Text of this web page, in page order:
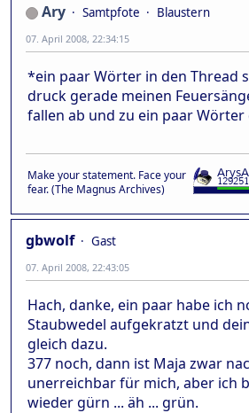
Ary Samtpfote
Blaustern
07. April 2008, 22:34:15
*ein paar Wörter in den Thread
druck gerade meinen
fallen ab und zu ein paar Wörter
Make your statement. Face your
fear. (The Magnus Archives)
gbwolf
Gast
07. April 2008, 22:43:05
Hach, danke, ein paar habe ich
Staubwedel aufgekratzt und
gleich dazu.
377 noch, dann ist Maja zwar
unerreichbar für mich, aber ich
wieder gürn ... äh ... grün.